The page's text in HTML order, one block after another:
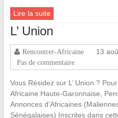
Lire la suite
L’ Union
Rencontrer-Africaine 13
Pas de commentaire
Vous Résidez sur L’ Union ?
Africaine Haute-Garonnaise,
Annonces d’Africaines
Sénégalaises) Inscrites dans